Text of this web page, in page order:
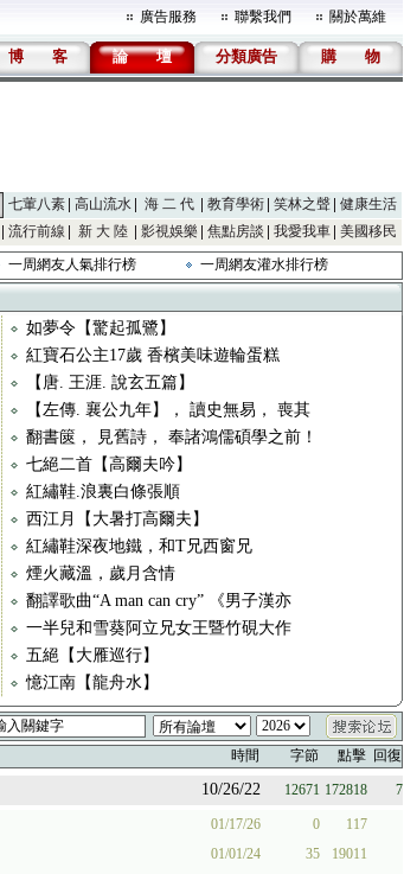
廣告服務 聯繫我們 關於萬維
博 客 論 壇 分類廣告 購 物
七葷八素 高山流水 海 二 代 教育學術 笑林之聲 健康生活
流行前線 新 大 陸 影視娛樂 焦點房談 我愛我車 美國移民
一周網友人氣排行榜 一周網友灌水排行榜
如夢令【驚起孤鷺】
紅寶石公主17歲 香檳美味遊輪蛋糕
【唐. 王涯. 說玄五篇】
【左傳. 襄公九年】， 讀史無易， 喪其
翻書篋， 見舊詩， 奉諸鴻儒碩學之前！
七絕二首【高爾夫吟】
紅繡鞋.浪裏白條張順
西江月【大暑打高爾夫】
紅繡鞋深夜地鐵，和T兄西窗兄
煙火藏溫，歲月含情
翻譯歌曲“A man can cry” 《男子漢亦
一半兒和雪葵阿立兄女王暨竹硯大作
五絕【大雁巡行】
憶江南【龍舟水】
時間 字節 點擊 回復
10/26/22 12671 172818 7
01/17/26 0 117
01/01/24 35 19011